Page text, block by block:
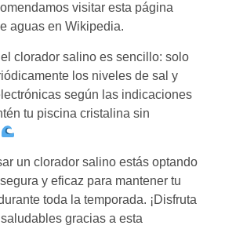
visitar esta página
aguas en Wikipedia.
clorador salino es sencillo: solo
los niveles de sal y
según las indicaciones
tu piscina cristalina sin
un clorador salino estás optando
y eficaz para mantener tu
toda la temporada. ¡Disfruta
gracias a esta